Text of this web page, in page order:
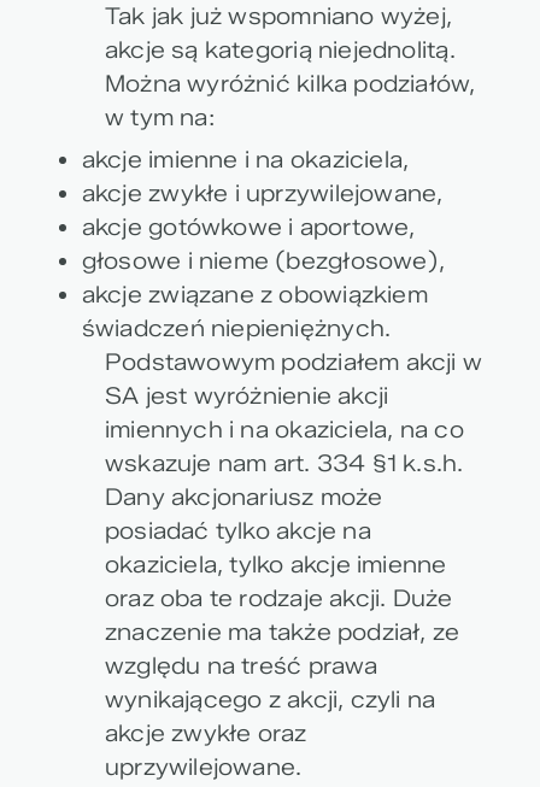
Tak jak już wspomniano wyżej,
akcje są kategorią niejednolitą.
Można wyróżnić kilka podziałów,
w tym na:
akcje imienne i na okaziciela,
akcje zwykłe i uprzywilejowane,
akcje gotówkowe i aportowe,
głosowe i nieme (bezgłosowe),
akcje związane z obowiązkiem
świadczeń niepieniężnych.
Podstawowym podziałem akcji w
SA jest wyróżnienie akcji
imiennych i na okaziciela, na co
wskazuje nam art. 334 §1 k.s.h.
Dany akcjonariusz może
posiadać tylko akcje na
okaziciela, tylko akcje imienne
oraz oba te rodzaje akcji. Duże
znaczenie ma także podział, ze
względu na treść prawa
wynikającego z akcji, czyli na
akcje zwykłe oraz
uprzywilejowane.